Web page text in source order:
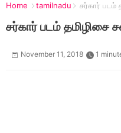
Home tamilnadu சர்கார் படம்
சர்கார் படம் தமிழிசை
November 11, 2018 1